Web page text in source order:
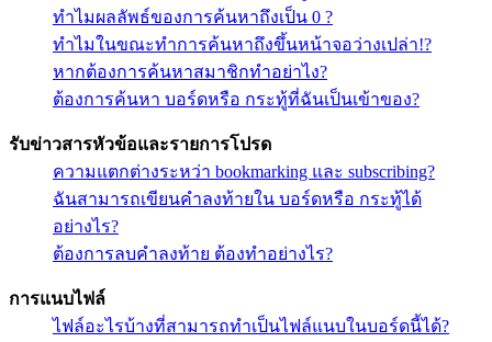
ทำไมผลลัพธ์ของการค้นหาถึงเป็น 0 ?
ทำไมในขณะทำการค้นหาถึงขึ้นหน้าจอว่างเปล่า!?
หากต้องการค้นหาสมาชิกทำอย่าไง?
ต้องการค้นหา บอร์ดหรือ กระทู้ที่ฉันเป็นเข้าของ?
รับข่าวสารหัวข้อและรายการโปรด
ความแตกต่างระหว่า bookmarking และ subscribing?
ฉันสามารถเขียนคำลงท้ายใน บอร์ดหรือ กระทู้ได้
อย่างไร?
ต้องการลบคำลงท้าย ต้องทำอย่างไร?
การแนบไฟล์
ไฟล์อะไรบ้างที่สามารถทำเป็นไฟล์แนบในบอร์ดนี้ได้?